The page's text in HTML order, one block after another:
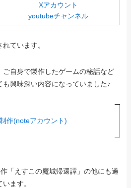
Xアカウント
youtubeチャンネル
ています。
ご自身で製作したゲームの秘話など
興味深い内容になっていました♪
作(noteアカウント)
「えすこの魔城帰還譚」の他にも過
ます。